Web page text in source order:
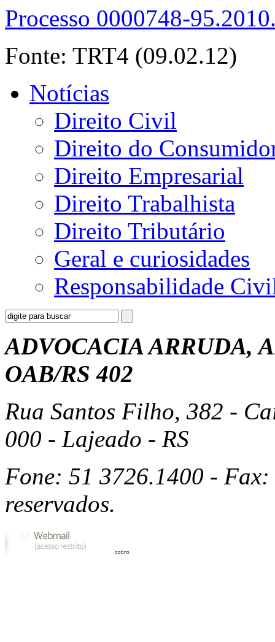
Processo 0000748-
Fonte: TRT4 (09.02.12)
Notícias
Direito Civil
Direito do
Direito Empresarial
Direito Trabalhista
Direito Tributário
Geral e curiosidades
Responsabilidade
ADVOCACIA ARRUDA,
OAB/RS 402
Rua Santos Filho, 382 -
000 - Lajeado - RS
Fone: 51 3726.1400 -
reservados.